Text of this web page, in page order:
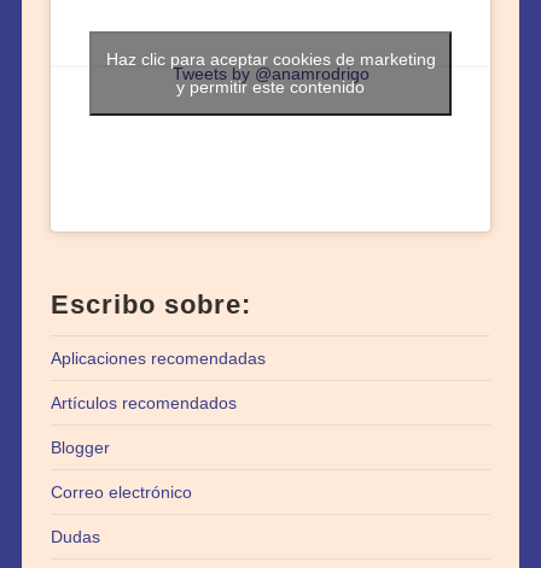
Tweets by @anamrodrigo
Haz clic para aceptar cookies de marketing
y permitir este contenido
Escribo sobre:
Aplicaciones recomendadas
Artículos recomendados
Blogger
Correo electrónico
Dudas